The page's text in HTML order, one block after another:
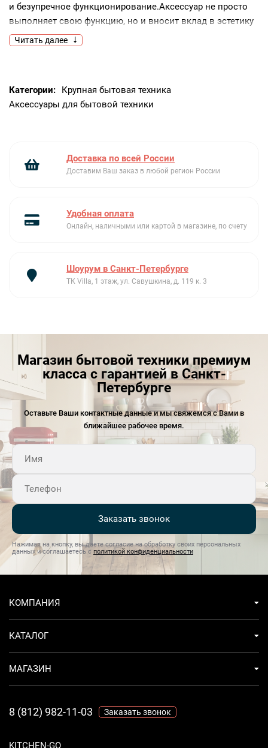
и безупречное функционирование.Аксессуар не просто
выполняет свою функцию, но и вносит вклад в эстетику
вашего кухонного пространства. Он разработан таким
образом, чтобы сочетаться с дизайном ваших устройств,
и стиля.Особенности изделий включают в себя режим
рециркуляции, который обеспечивает оптимальное
на вашей кухне, улучшая качество воздуха и устраняя
и эффективность вашей кухни. Он сочетает в себе
качество, функциональность и дизайн, делая его
Читать далее
Категории:
Крупная бытовая техника
Аксессуары для бытовой техники
Доставка по всей России
Доставим Ваш заказ в любой регион России
Удобная оплата
Онлайн, наличными или картой в магазине, по счету
Шоурум в Санкт-Петербурге
ТК Villa, 1 этаж, ул. Савушкина, д. 119 к. 3
Магазин бытовой техники премиум
класса с гарантией в Санкт-
Петербурге
Оставьте Ваши контактные данные и мы свяжемся с Вами в
ближайшее рабочее время.
Заказать звонок
Нажимая на кнопку, вы даете согласие на обработку своих персональных
данных и соглашаетесь с политикой конфиденциальности
KITCHEN-GO
КОМПАНИЯ
КАТАЛОГ
МАГАЗИН
8 (812) 982-11-03 Заказать звонок